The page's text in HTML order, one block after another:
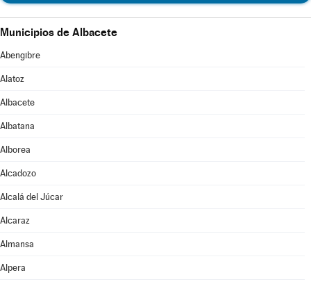
Municipios de Albacete
Abengibre
Alatoz
Albacete
Albatana
Alborea
Alcadozo
Alcalá del Júcar
Alcaraz
Almansa
Alpera